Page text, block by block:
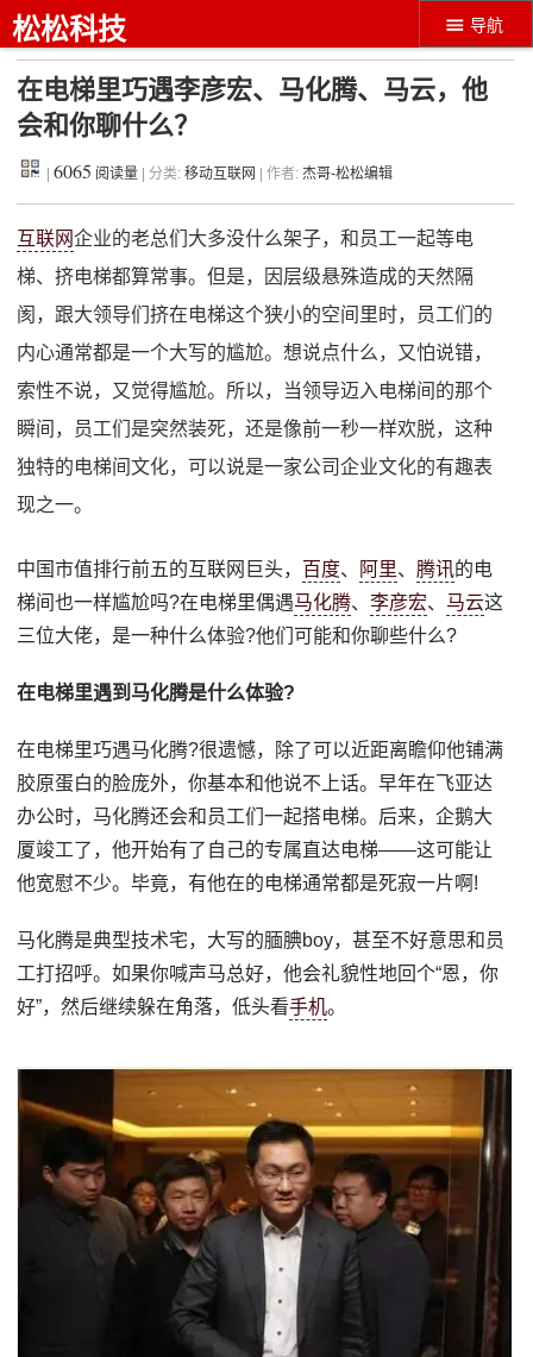
导航
松松科技
在电梯里巧遇李彦宏、马化腾、马云，他
会和你聊什么？
|6065 阅读量 | 分类:移动互联网 | 作者:杰哥-松松编辑
互联网企业的老总们大多没什么架子，和员工一起等电
梯、挤电梯都算常事。但是，因层级悬殊造成的天然隔
阂，跟大领导们挤在电梯这个狭小的空间里时，员工们的
内心通常都是一个大写的尴尬。想说点什么，又怕说错，
索性不说，又觉得尴尬。所以，当领导迈入电梯间的那个
瞬间，员工们是突然装死，还是像前一秒一样欢脱，这种
独特的电梯间文化，可以说是一家公司企业文化的有趣表
现之一。
中国市值排行前五的互联网巨头， 百度、 阿里、 腾讯的电
梯间也一样尴尬吗?在电梯里偶遇马化腾、李彦宏、 马云这
三位大佬，是一种什么体验?他们可能和你聊些什么?
在电梯里遇到马化腾是什么体验?
在电梯里巧遇马化腾?很遗憾，除了可以近距离瞻仰他铺满
胶原蛋白的脸庞外，你基本和他说不上话。早年在飞亚达
办公时，马化腾还会和员工们一起搭电梯。后来，企鹅大
厦竣工了，他开始有了自己的专属直达电梯——这可能让
他宽慰不少。毕竟，有他在的电梯通常都是死寂一片啊!
马化腾是典型技术宅，大写的腼腆boy，甚至不好意思和员
工打招呼。如果你喊声马总好，他会礼貌性地回个“恩，你
好”，然后继续躲在角落，低头看手机。